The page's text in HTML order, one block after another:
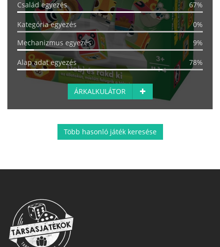
Család egyezés 67%
Kategória egyezés
0%
Mechanizmus egyezés
9%
Alap adat egyezés 78%
ÁRKALKULÁTOR
Több hasonló játék keresése